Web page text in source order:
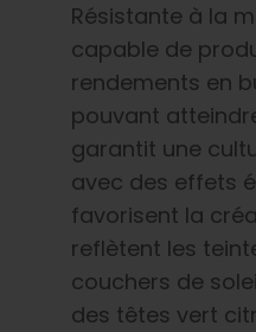
Résistante à la
capable de
rendements en
pouvant
garantit une
avec des effets
favorisent la
reflètent les
couchers de
des têtes vert